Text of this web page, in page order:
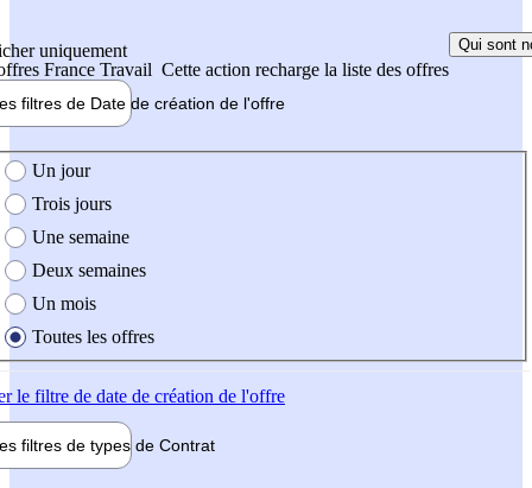
uniquement
France Travail Cette action recharge la liste des offres
Qui sont
filtres de Date de création de l'offre
création de l'offre
Un jour
Trois jours
Une semaine
Deux semaines
Un mois
Toutes les offres
le filtre de date de création de l'offre
filtres de types de Contrat